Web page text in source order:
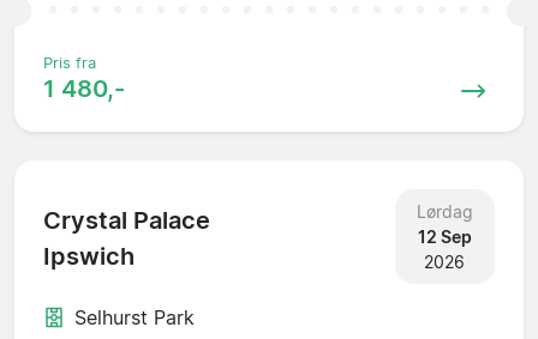
Pris fra
1 480,-
Crystal Palace
Ipswich
Lørdag
12 Sep
2026
Selhurst Park